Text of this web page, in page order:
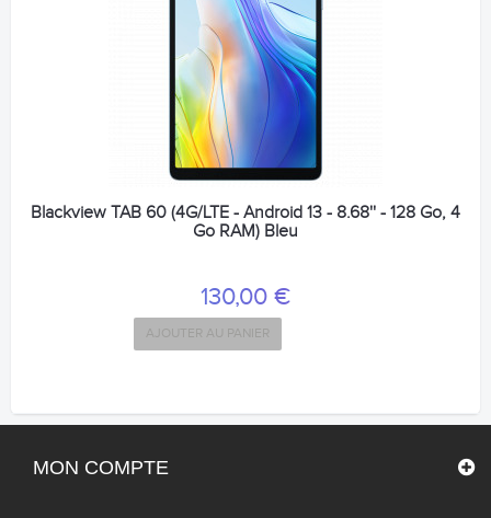
Blackview TAB 60 (4G/LTE - Android 13 - 8.68'' - 128 Go, 4
Go RAM) Bleu
130,00 €
AJOUTER AU PANIER
MON COMPTE